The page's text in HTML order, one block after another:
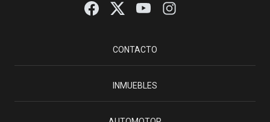
CONTACTO
INMUEBLES